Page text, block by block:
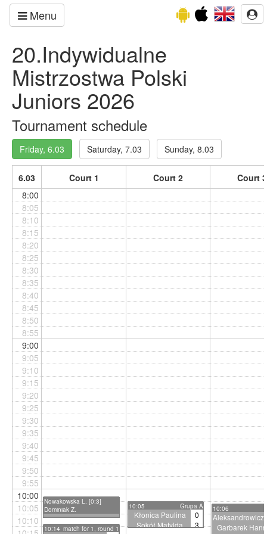
Menu
20.Indywidualne
Mistrzostwa Polski
Juniors 2026
Tournament schedule
Friday, 6.03 Saturday, 7.03 Sunday, 8.03
6.03 Court 1 Court 2 Court 3
10:14 match for 1, round 1
Nowakowska L. [0:3]
Dominiak Z.
10:05 Grupa A
Kłonica Paulina
0
Sokół Matylda
3
10:06
Aleksandrowicz
Garbarek
8:00
8:05
8:10
8:15
8:20
8:25
8:30
8:35
8:40
8:45
8:50
8:55
9:00
9:05
9:10
9:15
9:20
9:25
9:30
9:35
9:40
9:45
9:50
9:55
10:00
10:05
10:10